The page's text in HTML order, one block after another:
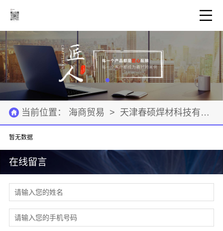
当前位置： 海商贸易 > 天津春硕焊材科技有限公司
在线留言
暂无数据